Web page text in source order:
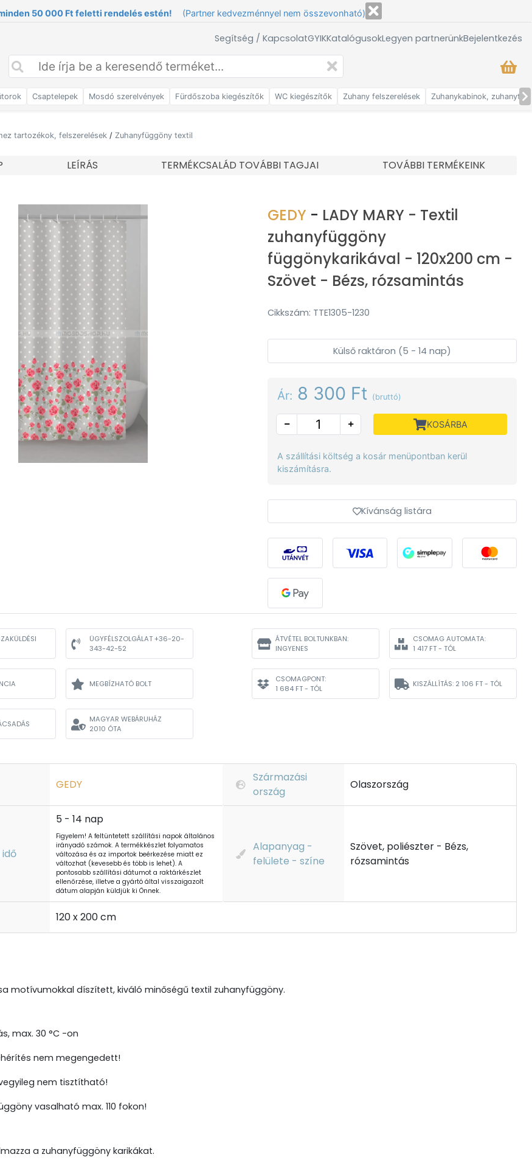
50 000 Ft feletti rendelés estén! (Partner kedvezménnyel nem összevonható)
Segítség / KapcsolatGYIKKatalógusokLegyen partnerünkBejelentkezés
Csaptelepek Mosdó szerelvények Fürdőszoba kiegészítők WC kiegészítők Zuhany felszerelések Zuhanykabinok,
tartozékok, felszerelések / Zuhanyfüggöny textil
LEÍRÁS TERMÉKCSALÁD TOVÁBBI TAGJAI TOVÁBBI TERMÉKEINK
GEDY - LADY MARY - Textil
zuhanyfüggöny
függönykarikával - 120x200 cm -
Szövet - Bézs, rózsamintás
Cikkszám: TTE1305-1230
Külső raktáron (5 - 14 nap)
Ár: 8 300 Ft (bruttó)
KOSÁRBA
A szállítási költség a kosár menüpontban kerül
kiszámításra.
Kívánság listára
ÜGYFÉLSZOLGÁLAT +36-20-
343-42-52
MEGBÍZHATÓ BOLT
MAGYAR WEBÁRUHÁZ
2010 ÓTA
ÁTVÉTEL BOLTUNKBAN:
INGYENES
CSOMAG AUTOMATA:
1 417 FT - TÓL
CSOMAGPONT:
1 684 FT - TÓL
KISZÁLLÍTÁS: 2 106 FT - TÓL
GEDY
Származási
ország
Olaszország
idő
5 - 14 nap
Figyelem! A feltüntetett szállítási napok általános
irányadó számok. A termékkészlet folyamatos
változása és az importok beérkezése miatt ez
változhat (kevesebb és több is lehet). A
pontosabb szállítási dátumot a raktárkészlet
ellenőrzése, illetve a gyártó által visszaigazolt
dátum alapján küldjük ki Önnek.
Alapanyag -
felülete - színe
Szövet, poliészter - Bézs,
rózsamintás
120 x 200 cm
motívumokkal díszített, kiváló minőségű textil zuhanyfüggöny.
max. 30 °C -on
nem megengedett!
nem tisztítható!
vasalható max. 110 fokon!
a zuhanyfüggöny karikákat.